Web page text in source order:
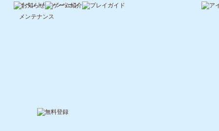
イベント/キャンペーン
メンテナンス